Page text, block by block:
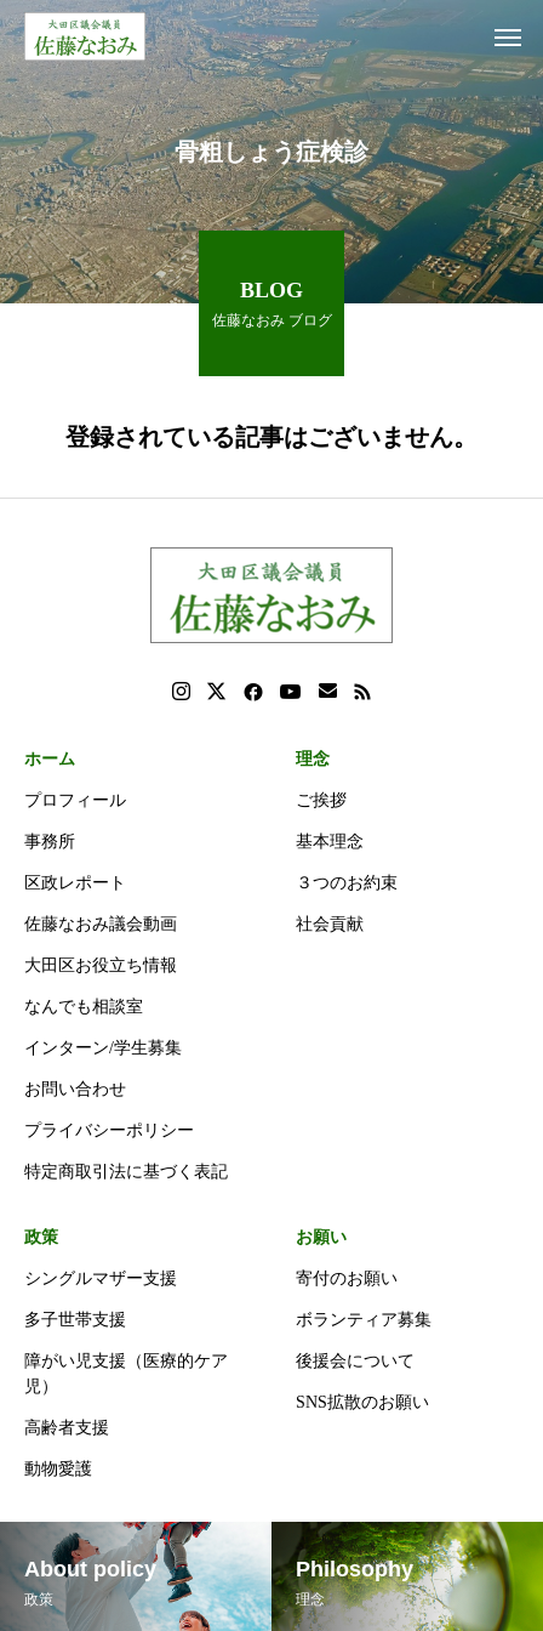
骨粗しょう症検診
BLOG
佐藤なおみ ブログ
登録されている記事はございません。
ホーム
プロフィール
事務所
区政レポート
佐藤なおみ議会動画
大田区お役立ち情報
なんでも相談室
インターン/学生募集
お問い合わせ
プライバシーポリシー
特定商取引法に基づく表記
理念
ご挨拶
基本理念
３つのお約束
社会貢献
政策
シングルマザー支援
多子世帯支援
障がい児支援（医療的ケア
児）
高齢者支援
動物愛護
お願い
寄付のお願い
ボランティア募集
後援会について
SNS拡散のお願い
About policy
政策
Philosophy
理念